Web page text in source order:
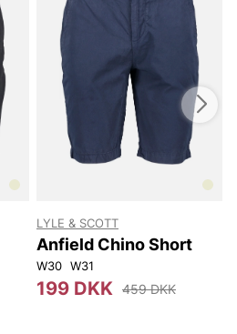
LYLE & SCOTT
Anfield Chino Short
W30 W31
199 DKK 459 DKK